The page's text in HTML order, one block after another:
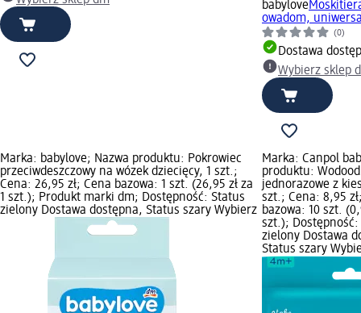
babylove
owadom,
(0)
Dostawa
Wybierz sklep
Marka: babylove; Nazwa produktu: Pokrowiec
przeciwdeszczowy na wózek dziecięcy, 1 szt.;
Cena: 26,95 zł; Cena bazowa: 1 szt. (26,95 zł za
1 szt.); Produkt marki dm; Dostępność: Status
zielony Dostawa dostępna, Status szary Wybierz
Marka: Canpol
produktu:
jednorazowe z
szt.; Cena: 8,95
bazowa: 10 szt.
szt.); Dostępność:
zielony Dostawa
Status szary